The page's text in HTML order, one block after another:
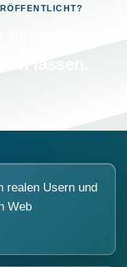
realen Usern und
Web